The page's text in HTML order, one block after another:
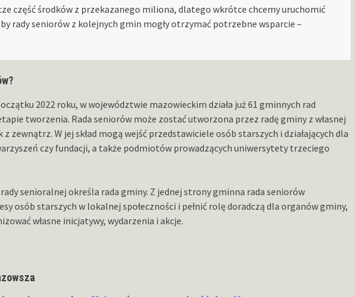
część środków z przekazanego miliona, dlatego wkrótce chcemy uruchomić
by rady seniorów z kolejnych gmin mogły otrzymać potrzebne wsparcie –
2022 roku, w województwie mazowieckim działa już 61 gminnych rad
tworzenia. Rada seniorów może zostać utworzona przez radę gminy z własnej
zewnątrz. W jej skład mogą wejść przedstawiciele osób starszych i działających dla
czy fundacji, a także podmiotów prowadzących uniwersytety trzeciego
senioralnej określa rada gminy. Z jednej strony gminna rada seniorów
osób starszych w lokalnej społeczności i pełnić rolę doradczą dla organów gminy,
własne inicjatywy, wydarzenia i akcje.